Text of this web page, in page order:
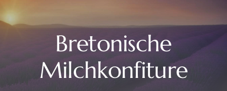
Bretonische
Milchkonfiture